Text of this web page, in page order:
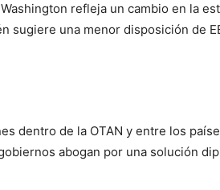
refleja un cambio en la
sugiere una menor disposición de
dentro de la OTAN y entre los
abogan por una solución